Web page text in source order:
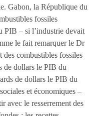
Gabon, la République du
fossiles
PIB – si l’industrie devait
le fait remarquer le Dr
des combustibles fossiles
de dollars le PIB du
de dollars le PIB du
et économiques –
avec le resserrement des